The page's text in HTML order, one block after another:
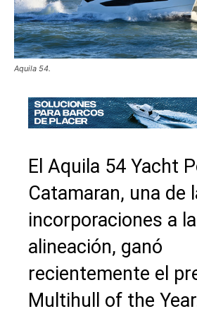
Aquila 54.
El Aquila 54 Yacht
Catamaran, una de
incorporaciones a la
alineación, ganó
recientemente el
Multihull of the